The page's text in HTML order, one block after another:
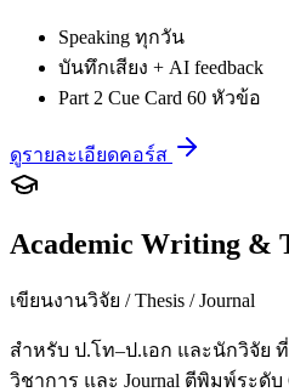
Speaking ทุกวัน
บันทึกเสียง + AI feedback
Part 2 Cue Card 60 หัวข้อ
ดูรายละเอียดคอร์ส
Academic Writing &
เขียนงานวิจัย / Thesis / Journal
สำหรับ ป.โท–ป.เอก และนักวิจัย
วิชาการ และ Journal ตีพิมพ์ระดับ